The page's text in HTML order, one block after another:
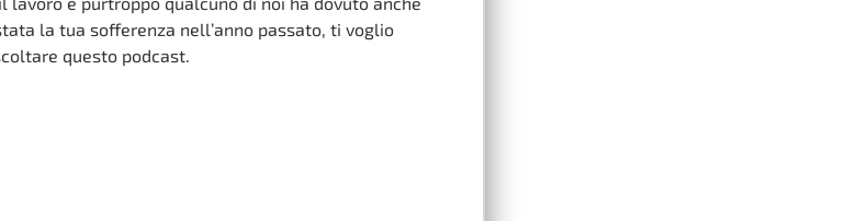
la tua sofferenza nell’anno passato, ti voglio
questo podcast.